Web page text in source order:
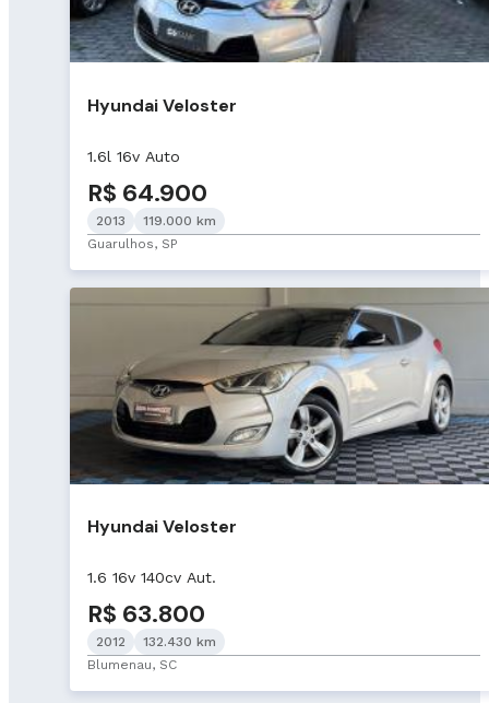
Hyundai Veloster
1.6l 16v Auto
R$ 64.900
2013
119.000 km
Guarulhos, SP
Hyundai Veloster
1.6 16v 140cv Aut.
R$ 63.800
2012
132.430 km
Blumenau, SC